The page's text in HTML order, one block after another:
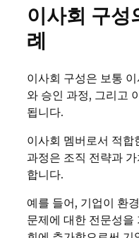
이사회 구성
례
이사회 구성은 보통
와 승인 과정, 그리고
됩니다.
이사회 멤버로서 적합
과정은 조직 전략과
합니다.
예를 들어, 기업이 환
문제에 대한 전문성